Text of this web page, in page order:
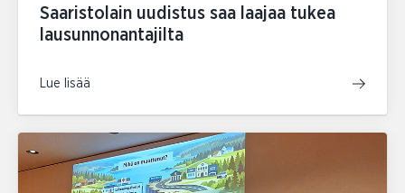
Saaristolain uudistus saa laajaa tukea
lausunnonantajilta
Lue lisää